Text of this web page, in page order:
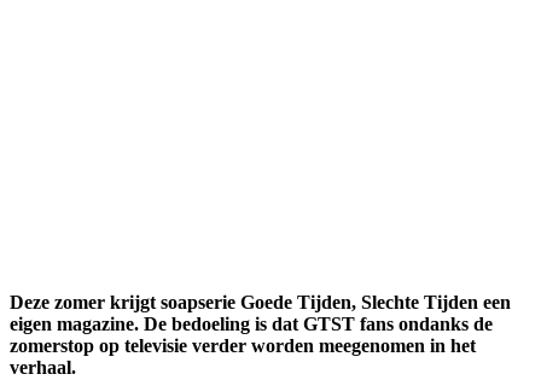
Deze zomer krijgt soapserie Goede Tijden, Slechte Tijden een
eigen magazine. De bedoeling is dat GTST fans ondanks de
zomerstop op televisie verder worden meegenomen in het
verhaal.